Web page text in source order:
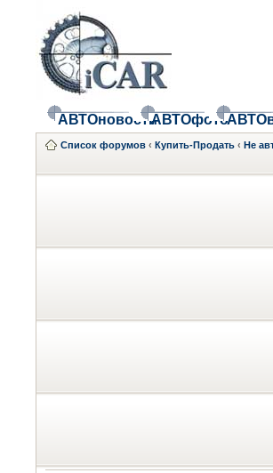
АВТОновостиАВТОфото
Список форумов ‹ Купить-Продать ‹ Не